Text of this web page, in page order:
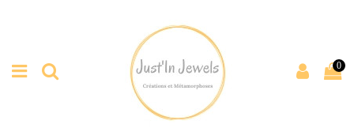
0